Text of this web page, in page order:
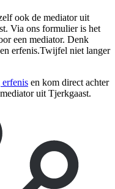
ook de mediator uit
Via ons formulier is het
een mediator. Denk
erfenis.Twijfel niet langer
en kom direct achter
uit Tjerkgaast.